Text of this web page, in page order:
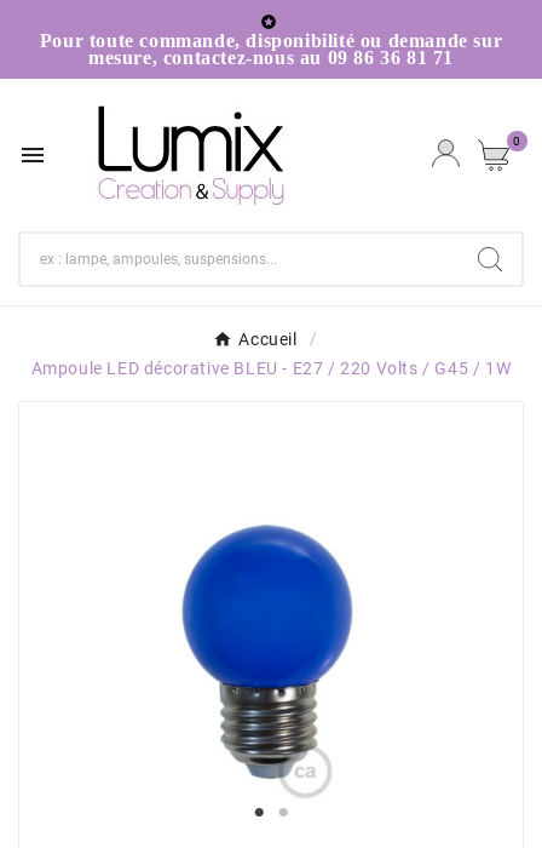

Pour toute commande, disponibilité ou demande sur
mesure, contactez-nous au 09 86 36 81 71
 0
Accueil
Ampoule LED décorative BLEU - E27 / 220 Volts / G45 / 1W